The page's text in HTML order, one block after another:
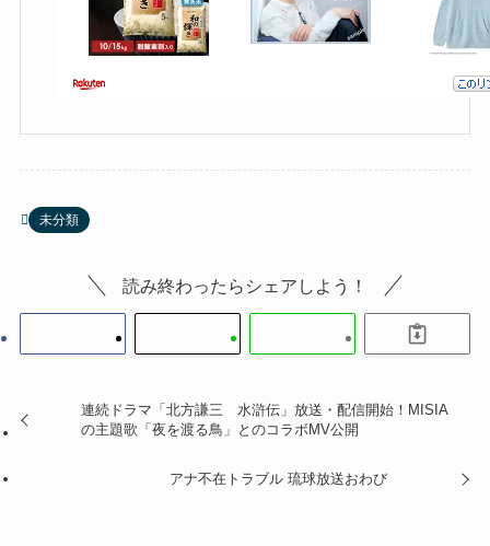
未分類
読み終わったらシェアしよう！
連続ドラマ「北方謙三 水滸伝」放送・配信開始！MISIA
の主題歌「夜を渡る鳥」とのコラボMV公開
アナ不在トラブル 琉球放送おわび